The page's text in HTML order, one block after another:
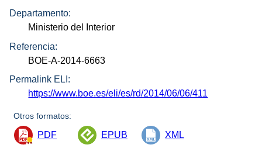
Departamento:
Ministerio del Interior
Referencia:
BOE-A-2014-6663
Permalink ELI:
https://www.boe.es/eli/es/rd/2014/06/06/411
Otros formatos:
PDF EPUB XML